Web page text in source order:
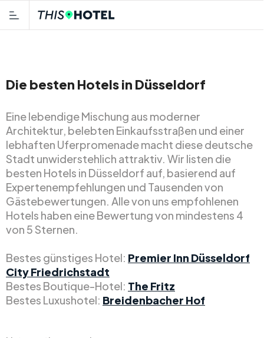
Die besten Hotels in Düsseldorf
Eine lebendige Mischung aus moderner
Architektur, belebten Einkaufsstraßen und einer
lebhaften Uferpromenade macht diese deutsche
Stadt unwiderstehlich attraktiv. Wir listen die
besten Hotels in Düsseldorf auf, basierend auf
Expertenempfehlungen und Tausenden von
Gästebewertungen. Alle von uns empfohlenen
Hotels haben eine Bewertung von mindestens 4
von 5 Sternen.
Bestes günstiges Hotel: Premier Inn Düsseldorf
City Friedrichstadt
Bestes Boutique-Hotel: The Fritz
Bestes Luxushotel: Breidenbacher Hof